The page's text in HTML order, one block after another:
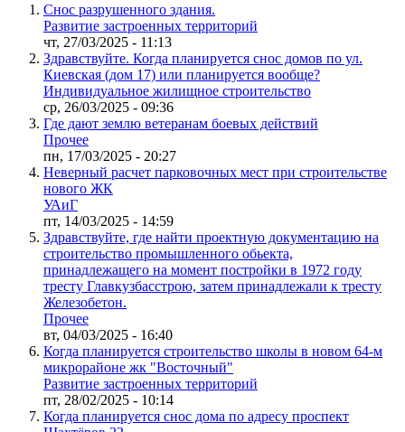
Снос разрушенного здания.
Развитие застроенных территорий
чт, 27/03/2025 - 11:13
Здравствуйте. Когда планируется снос домов по ул.
Киевская (дом 17) или планируется вообще?
Индивидуальное жилищное строительство
ср, 26/03/2025 - 09:36
Где дают землю ветеранам боевых действий
Прочее
пн, 17/03/2025 - 20:27
Неверный расчет парковочных мест при строительстве
нового ЖК
УАиГ
пт, 14/03/2025 - 14:59
Здравствуйте, где найти проектную документацию на
строительство промышленного обьекта,
принадлежащего на момент постройки в 1972 году
тресту Главкузбасстрою, затем принадлежали к тресту
Железобетон.
Прочее
вт, 04/03/2025 - 16:40
Когда планируется строительство школы в новом 64-м
микрорайоне жк "Восточный"
Развитие застроенных территорий
пт, 28/02/2025 - 10:14
Когда планируется снос дома по адресу проспект